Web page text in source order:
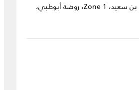
شارع الشيخ راشد بن سعيد، Zone 1، روضة أبوظبي،